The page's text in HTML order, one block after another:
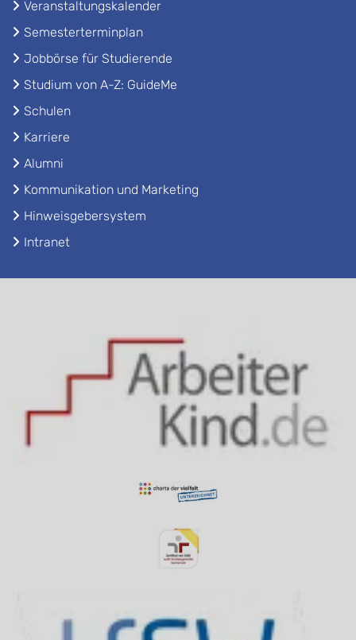
Veranstaltungskalender
Semesterterminplan
Jobbörse für Studierende
Studium von A-Z: GuideMe
Schulen
Karriere
Alumni
Kommunikation und Marketing
Hinweisgebersystem
Intranet